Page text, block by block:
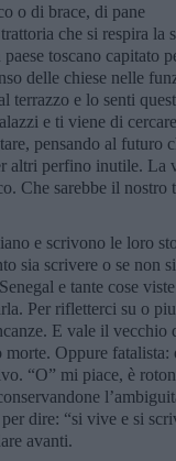
o di brace, di pane
che si respira la
toscano capitato
delle chiese nelle
terrazzo e lo senti
e ti viene di
pensando al futuro
altri perfino inutile. La
Che sarebbe il nostro
e scrivono le loro
sia scrivere o se non
e tante cose
Per rifletterci su o
E vale il vecchio
Oppure fatalista:
“O” mi piace, è
dire: “si vive e si
avanti.